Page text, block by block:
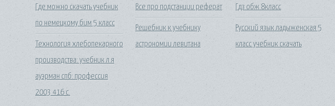
Где можно скачать учебник
по немецкому бим 5 класс
Технология хлебопекарного
производства: учебник л.я
ауэрман спб: профессия
2003 416 с.
Все про подстанции реферат
Решебник к учебнику
астрономии левитана
Гдз обж 8класс
Русский язык ладыженская 5
класс учебник скачать